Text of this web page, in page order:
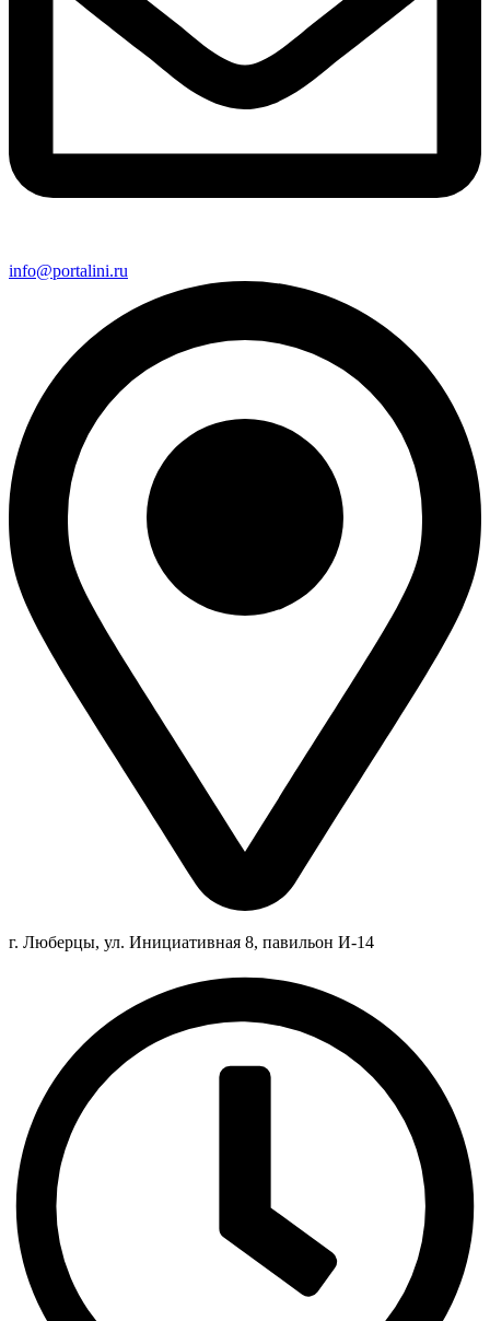
info@portalini.ru
г. Люберцы, ул. Инициативная 8, павильон И-14